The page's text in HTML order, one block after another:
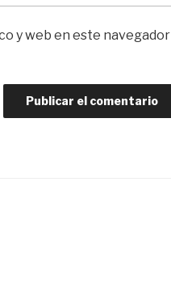
y web en este navegador